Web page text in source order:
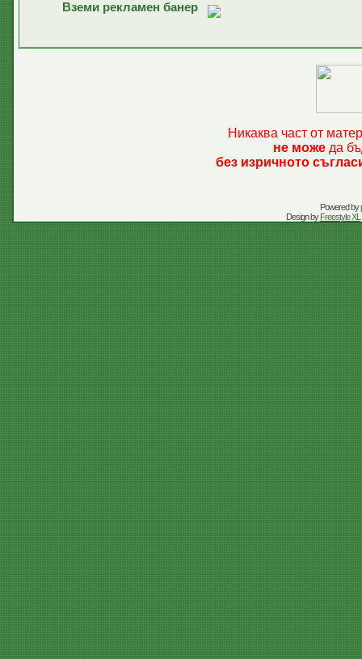
Вземи рекламен банер
Никаква част от
не може да
без изричното
Powered by
Design byFreestyle XL